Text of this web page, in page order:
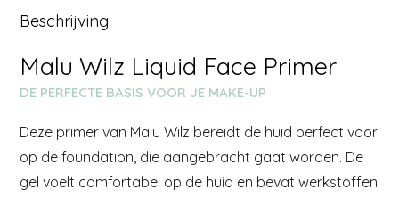
Beschrijving
Malu Wilz Liquid Face Primer
DE PERFECTE BASIS VOOR JE MAKE-UP
Deze primer van Malu Wilz bereidt de huid perfect voor
op de foundation, die aangebracht gaat worden. De
gel voelt comfortabel op de huid en bevat werkstoffen